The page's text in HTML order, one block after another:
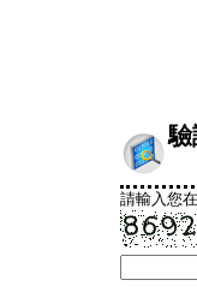
驗
請輸入您